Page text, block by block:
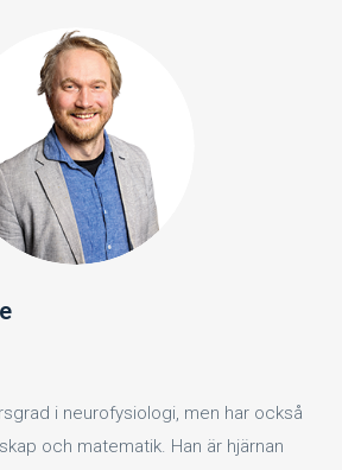
i neurofysiologi, men har också
och matematik. Han är hjärnan